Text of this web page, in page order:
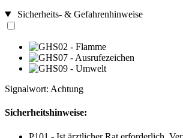
Sicherheits- & Gefahrenhinweise
Signalwort: Achtung
Sicherheitshinweise: